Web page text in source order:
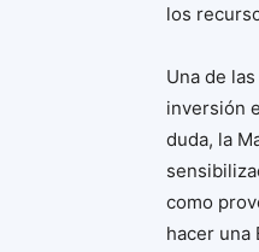
los
Una de
inversión
duda, la
como
hacer una